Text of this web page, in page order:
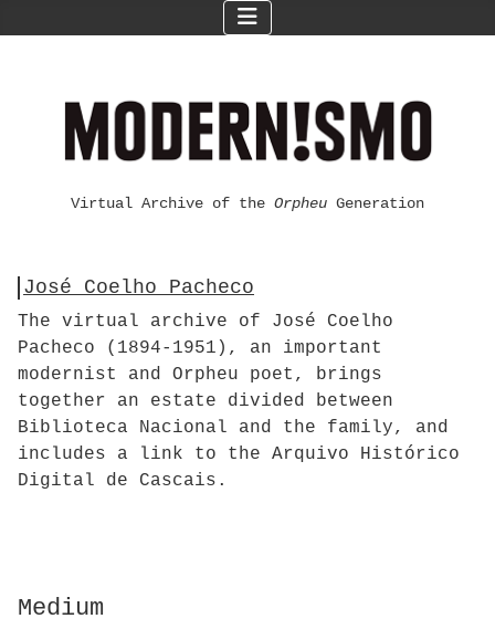
Virtual Archive of the Orpheu Generation
José Coelho Pacheco
The virtual archive of José Coelho
Pacheco (1894-1951), an important
modernist and Orpheu poet, brings
together an estate divided between
Biblioteca Nacional and the family, and
includes a link to the Arquivo Histórico
Digital de Cascais.
Medium